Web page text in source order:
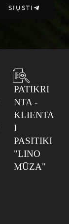
SIŲSTI
PATIKRI
NTA -
KLIENTA
I
PASITIKI
"LINO
MŪZA"